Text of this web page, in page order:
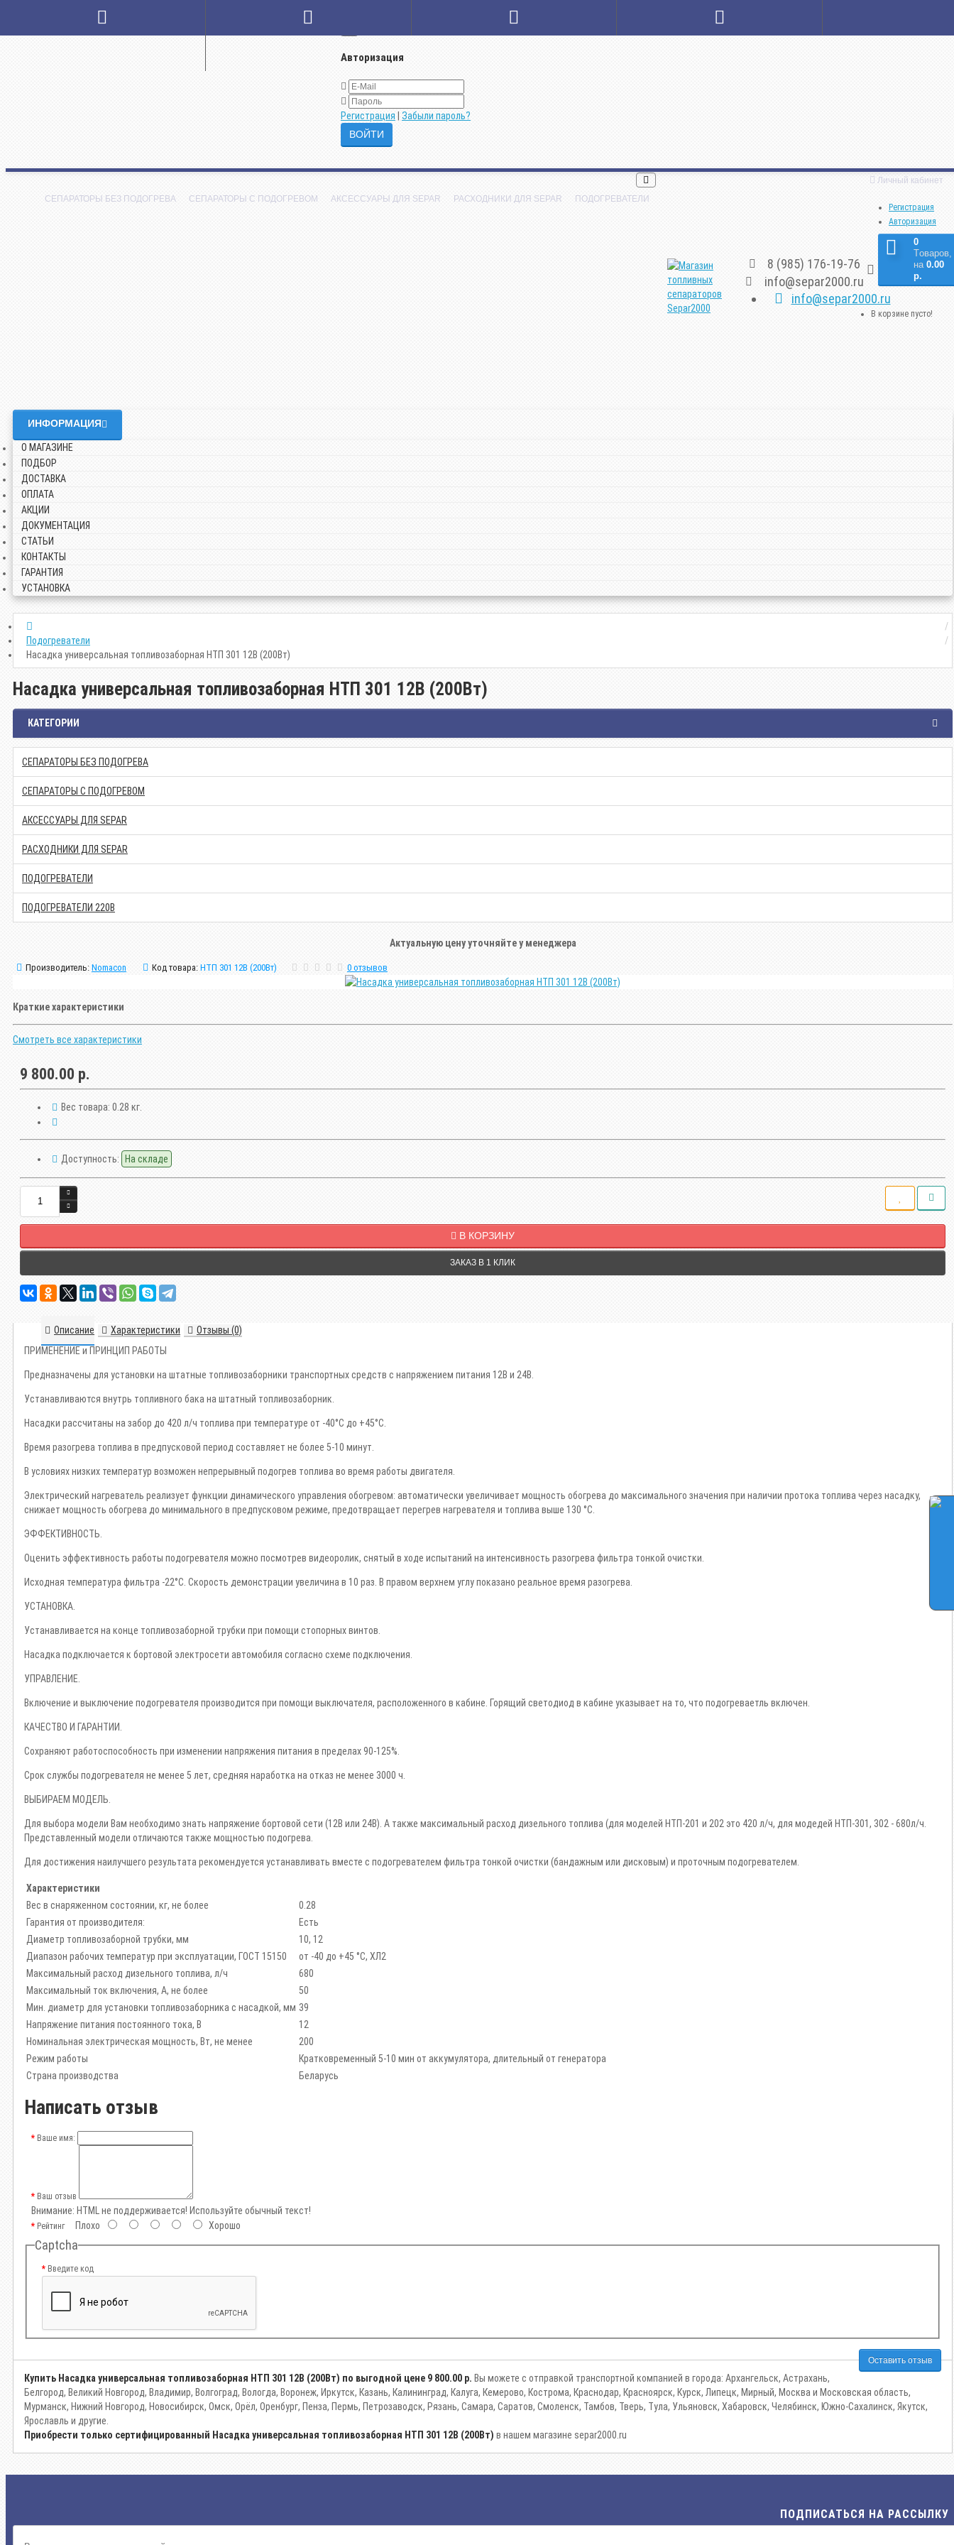
Авторизация
Регистрация Забыли пароль?
СЕПАРАТОРЫ БЕЗ ПОДОГРЕВА СЕПАРАТОРЫ С ПОДОГРЕВОМ АКСЕССУАРЫ ДЛЯ SEPAR РАСХОДНИКИ ДЛЯ SEPAR ПОДОГРЕВАТЕЛИ
Личный кабинет
Регистрация
Авторизация
8 (985) 176-19-76
info@separ2000.ru
info@separ2000.ru
0
Tоваров,
на 0.00
р.
В корзине пусто!
ИНФОРМАЦИЯ
О МАГАЗИНЕ
ПОДБОР
ДОСТАВКА
ОПЛАТА
АКЦИИ
ДОКУМЕНТАЦИЯ
СТАТЬИ
КОНТАКТЫ
ГАРАНТИЯ
УСТАНОВКА
Подогреватели
Насадка универсальная топливозаборная НТП 301 12В (200Вт)
Насадка универсальная топливозаборная НТП 301 12В (200Вт)
КАТЕГОРИИ
СЕПАРАТОРЫ БЕЗ ПОДОГРЕВА
СЕПАРАТОРЫ С ПОДОГРЕВОМ
АКСЕССУАРЫ ДЛЯ SEPAR
РАСХОДНИКИ ДЛЯ SEPAR
ПОДОГРЕВАТЕЛИ
ПОДОГРЕВАТЕЛИ 220В
Актуальную цену уточняйте у менеджера
Производитель: Nomacon Код товара: НТП 301 12В (200Вт) 0 отзывов
Краткие характеристики
Смотреть все характеристики
9 800.00 р.
Вес товара: 0.28 кг.
Доступность: На складе
В КОРЗИНУ
ЗАКАЗ В 1 КЛИК
Описание Характеристики
Отзывы (0)
ПРИМЕНЕНИЕ и ПРИНЦИП РАБОТЫ
Предназначены для установки на штатные топливозаборники транспортных средств c напряжением питания 12В и 24В.
Устанавливаются внутрь топливного бака на штатный топливозаборник.
Насадки рассчитаны на забор до 420 л/ч топлива при температуре от -40°С до +45°С.
Время разогрева топлива в предпусковой период составляет не более 5-10 минут.
В условиях низких температур возможен непрерывный подогрев топлива во время работы двигателя.
Электрический нагреватель реализует функции динамического управления обогревом: автоматически увеличивает мощность обогрева до максимального значения при наличии протока топлива через насадку,
снижает мощность обогрева до минимального в предпусковом режиме, предотвращает перегрев нагревателя и топлива выше 130 °С.
ЭФФЕКТИВНОСТЬ.
Оценить эффективность работы подогревателя можно посмотрев видеоролик, снятый в ходе испытаний на интенсивность разогрева фильтра тонкой очистки.
Исходная температура фильтра -22°С. Скорость демонстрации увеличина в 10 раз. В правом верхнем углу показано реальное время разогрева.
УСТАНОВКА.
Устанавливается на конце топливозаборной трубки при помощи стопорных винтов.
Насадка подключается к бортовой электросети автомобиля согласно схеме подключения.
УПРАВЛЕНИЕ.
Включение и выключение подогревателя производится при помощи выключателя, расположенного в кабине. Горящий светодиод в кабине указывает на то, что подогреваетль включен.
КАЧЕСТВО И ГАРАНТИИ.
Cохраняют работоспособность при изменении напряжения питания в пределах 90-125%.
Срок службы подогревателя не менее 5 лет, средняя наработка на отказ не менее 3000 ч.
ВЫБИРАЕМ МОДЕЛЬ.
Для выбора модели Вам необходимо знать напряжение бортовой сети (12В или 24В). А также максимальный расход дизельного топлива (для моделей НТП-201 и 202 это 420 л/ч, для модедей НТП-301, 302 - 680л/ч.
Представленный модели отличаются также мощностью подогрева.
Для достижения наилучшего результата рекомендуется устанавливать вместе с подогревателем фильтра тонкой очистки (бандажным или дисковым) и проточным подогревателем.
Характеристики
Вес в снаряженном состоянии, кг, не более
0.28
Гарантия от производителя:
Есть
Диаметр топливозаборной трубки, мм
10, 12
Диапазон рабочих температур при эксплуатации, ГОСТ 15150
от -40 до +45 °С, ХЛ2
Максимальный расход дизельного топлива, л/ч
680
Максимальный ток включения, А, не более
50
Мин. диаметр для установки топливозаборника с насадкой, мм 39
Напряжение питания постоянного тока, В
12
Номинальная электрическая мощность, Вт, не менее
200
Режим работы
Кратковременный 5-10 мин от аккумулятора, длительный от генератора
Страна производства
Беларусь
Написать отзыв
Ваше имя:
Ваш отзыв
Внимание: HTML не поддерживается! Используйте обычный текст!
РейтингПлохо Хорошо
Captcha
Введите код
Оставить отзыв
Купить Насадка универсальная топливозаборная НТП 301 12В (200Вт) по выгодной цене 9 800.00 р. Вы можете с отправкой транспортной компанией в города: Архангельск, Астрахань,
Белгород, Великий Новгород, Владимир, Волгоград, Вологда, Воронеж, Иркутск, Казань, Калининград, Калуга, Кемерово, Кострома, Краснодар, Красноярск, Курск, Липецк, Мирный, Москва и Московская область,
Мурманск, Нижний Новгород, Новосибирск, Омск, Орёл, Оренбург, Пенза, Пермь, Петрозаводск, Рязань, Самара, Саратов, Смоленск, Тамбов, Тверь, Тула, Ульяновск, Хабаровск, Челябинск, Южно-Сахалинск, Якутск,
Ярославль и другие.
Приобрести только сертифицированный Насадка универсальная топливозаборная НТП 301 12В (200Вт) в нашем магазине separ2000.ru
ПОДПИСАТЬСЯ НА РАССЫЛКУ